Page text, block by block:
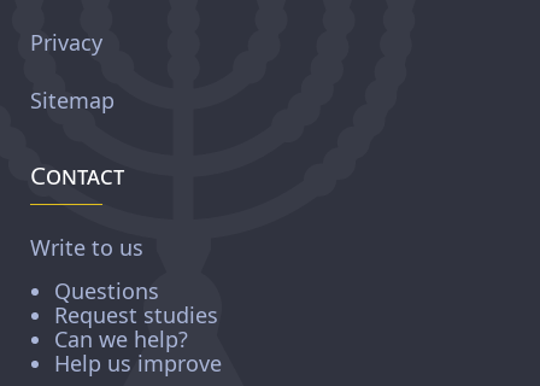
Privacy
Sitemap
Contact
Write to us
Questions
Request studies
Can we help?
Help us improve